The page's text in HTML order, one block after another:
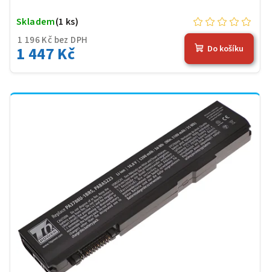
1 196 Kč bez DPH
1 447 Kč
Skladem(1 ks)
Do košíku